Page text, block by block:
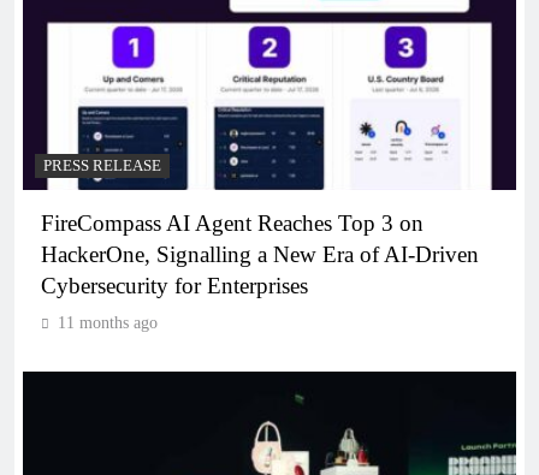
PRESS RELEASE
FireCompass AI Agent Reaches Top 3 on
HackerOne, Signalling a New Era of AI-Driven
Cybersecurity for Enterprises
11 months ago